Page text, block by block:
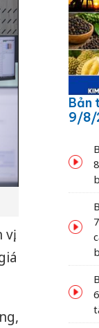
Bản
9/8/